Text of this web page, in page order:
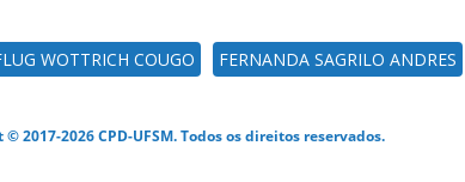
WOTTRICH COUGO FERNANDA SAGRILO ANDRES
2017-2026 CPD-UFSM. Todos os direitos reservados.